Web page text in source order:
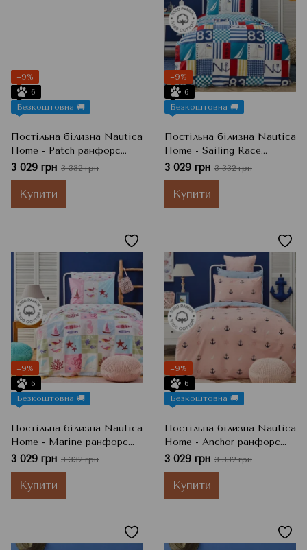
−9%
6
Безкоштовна 🚚
Постільна білизна Nautica
Home - Patch ранфорс
підлітковий
3 029 грн 3 332 грн
Купити
−9%
6
Безкоштовна 🚚
Постільна білизна Nautica
Home - Sailing Race
ранфорс підлітковий
3 029 грн 3 332 грн
Купити
−9%
6
Безкоштовна 🚚
Постільна білизна Nautica
Home - Marine ранфорс
підлітковий
3 029 грн 3 332 грн
Купити
−9%
6
Безкоштовна 🚚
Постільна білизна Nautica
Home - Anchor ранфорс
підлітковий
3 029 грн 3 332 грн
Купити